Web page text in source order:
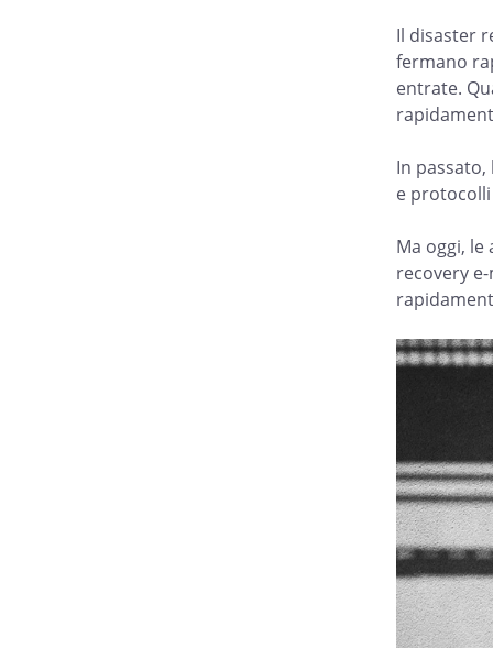
Il disaster
fermano
entrate.
In
e
Ma oggi,
recovery